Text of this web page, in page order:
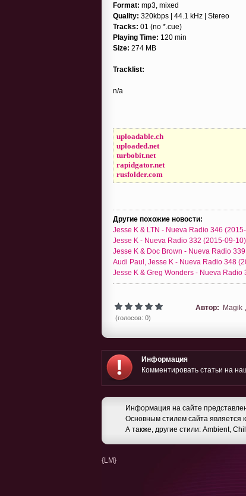
Format: mp3, mixed
Quality: 320kbps | 44.1 kHz | Stereo
Tracks: 01 (no *.cue)
Playing Time: 120 min
Size: 274 MB
Tracklist:
n/a
uploadable.ch
uploaded.net
turbobit.net
rapidgator.net
rusfolder.com
Другие похожие новости:
Jesse K & LTN - Nueva Radio 346
Jesse K - Nueva Radio 332 (2015-09-10)
Jesse K & Doc Brown - Nueva Radio
Audi Paul, Jesse K - Nueva Radio 348
Jesse K & Greg Wonders - Nueva Radio
(голосов: 0)
Автор: Magik
Информация
Комментировать статьи на
Информация на сайте
Основным стилем сайта является
А также, другие стили: Ambient,
{LM}